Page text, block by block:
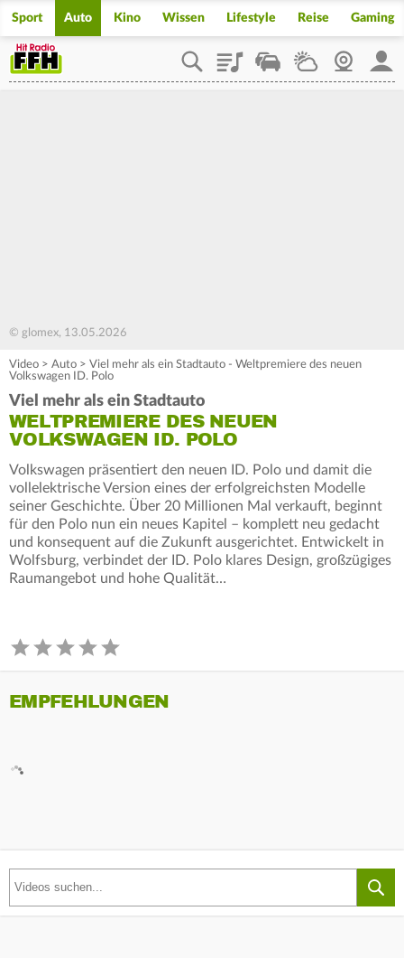
Sport Auto Kino Wissen Lifestyle Reise Gaming
PlaylistStaupilotWetterWebcam
© glomex, 13.05.2026
Video > Auto > Viel mehr als ein Stadtauto - Weltpremiere des neuen
Volkswagen ID. Polo
Viel mehr als ein Stadtauto
WELTPREMIERE DES NEUEN
VOLKSWAGEN ID. POLO
Volkswagen präsentiert den neuen ID. Polo und damit die
vollelektrische Version eines der erfolgreichsten Modelle
seiner Geschichte. Über 20 Millionen Mal verkauft, beginnt
für den Polo nun ein neues Kapitel – komplett neu gedacht
und konsequent auf die Zukunft ausgerichtet. Entwickelt in
Wolfsburg, verbindet der ID. Polo klares Design, großzügiges
Raumangebot und hohe Qualität…
EMPFEHLUNGEN